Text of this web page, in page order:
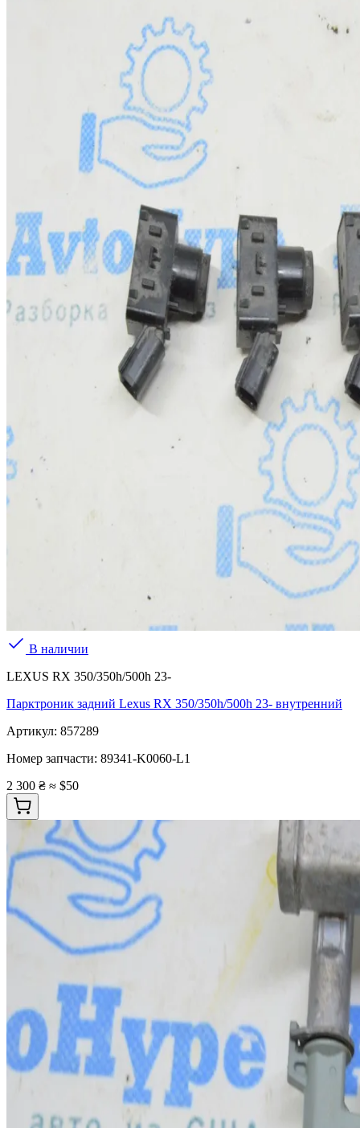
В наличии
LEXUS RX 350/350h/500h 23-
Парктроник задний Lexus RX 350/350h/500h 23- внутренний
Артикул: 857289
Номер запчасти: 89341-K0060-L1
2 300 ₴ ≈ $50